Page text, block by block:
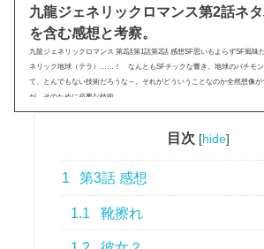
九龍ジェネリックロマンス第2話ネ
を含む感想と考察。
九龍ジェネリックロマンス 第2話第1話第2話 感想SF思いもよらずSF風味
ネリック地球（テラ）……！ なんともSFチックな響き。地球のパチモン
て、とんでもない技術だろうな～。それがどういうことなのか全然想像が
が、そのために必要な技術...
目次 [hide]
1 第3話 感想
1.1 靴擦れ